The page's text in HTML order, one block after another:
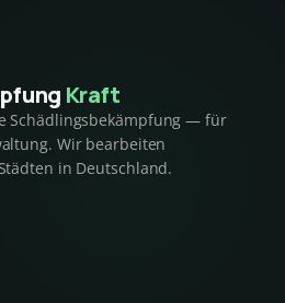
Kraft
Schädlingsbekämpfung — für
Wir bearbeiten
in Deutschland.